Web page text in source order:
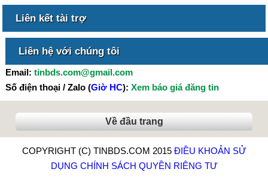
Liên kết tài trợ
Liên hệ với chúng tôi
Email: tinbds.com@gmail.com
Số điện thoại / Zalo (Giờ HC): Xem báo giá đăng tin
Về đầu trang
COPYRIGHT (C) TINBDS.COM 2015 ĐIỀU KHOẢN SỬ
DỤNG CHÍNH SÁCH QUYỀN RIÊNG TƯ